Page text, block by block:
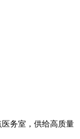
务室，供给高质量